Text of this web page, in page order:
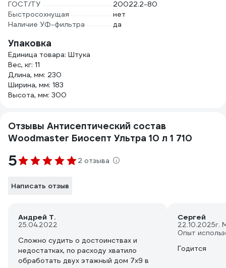
ГОСТ/ТУ
20022.2-80
Быстросохнущая
нет
Наличие УФ-фильтра
да
Упаковка
Единица товара: Штука
Вес, кг: 11
Длина, мм: 230
Ширина, мм: 183
Высота, мм: 300
Отзывы Антисептический состав
Woodmaster Биосепт Ультра 10 л 1 710
5 2 отзыва
Написать отзыв
Андрей Т.
25.04.2022
Сложно судить о достоинствах и
недостатках, по расходу хватило
обработать двух этажный дом 7х9 в
Сергей
22.10.2025г.
Опыт
Годится